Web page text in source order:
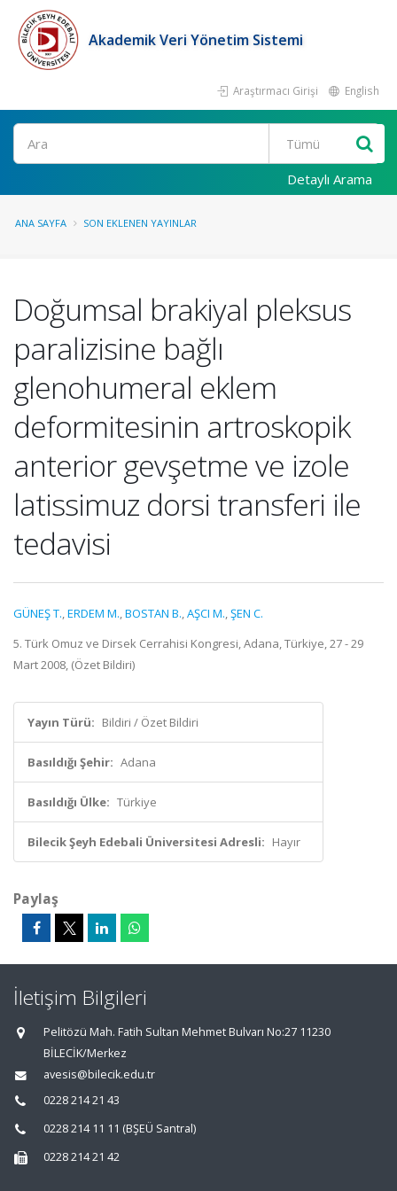
Akademik Veri Yönetim Sistemi
Araştırmacı Girişi English
Ara
Detaylı Arama
ANA SAYFA SON EKLENEN YAYINLAR
Doğumsal brakiyal pleksus
paralizisine bağlı
glenohumeral eklem
deformitesinin artroskopik
anterior gevşetme ve izole
latissimuz dorsi transferi ile
tedavisi
GÜNEŞ T.,ERDEM M.,BOSTAN B.,AŞCI M.,ŞEN C.
5. Türk Omuz ve Dirsek Cerrahisi Kongresi, Adana, Türkiye, 27 - 29
Mart 2008, (Özet Bildiri)
Yayın Türü: Bildiri / Özet Bildiri
Basıldığı Şehir: Adana
Basıldığı Ülke: Türkiye
Bilecik Şeyh Edebali Üniversitesi Adresli: Hayır
Paylaş
İletişim Bilgileri
Pelitözü Mah. Fatih Sultan Mehmet Bulvarı No:27 11230
BİLECİK/Merkez
avesis@bilecik.edu.tr
0228 214 21 43
0228 214 11 11 (BŞEÜ Santral)
0228 214 21 42